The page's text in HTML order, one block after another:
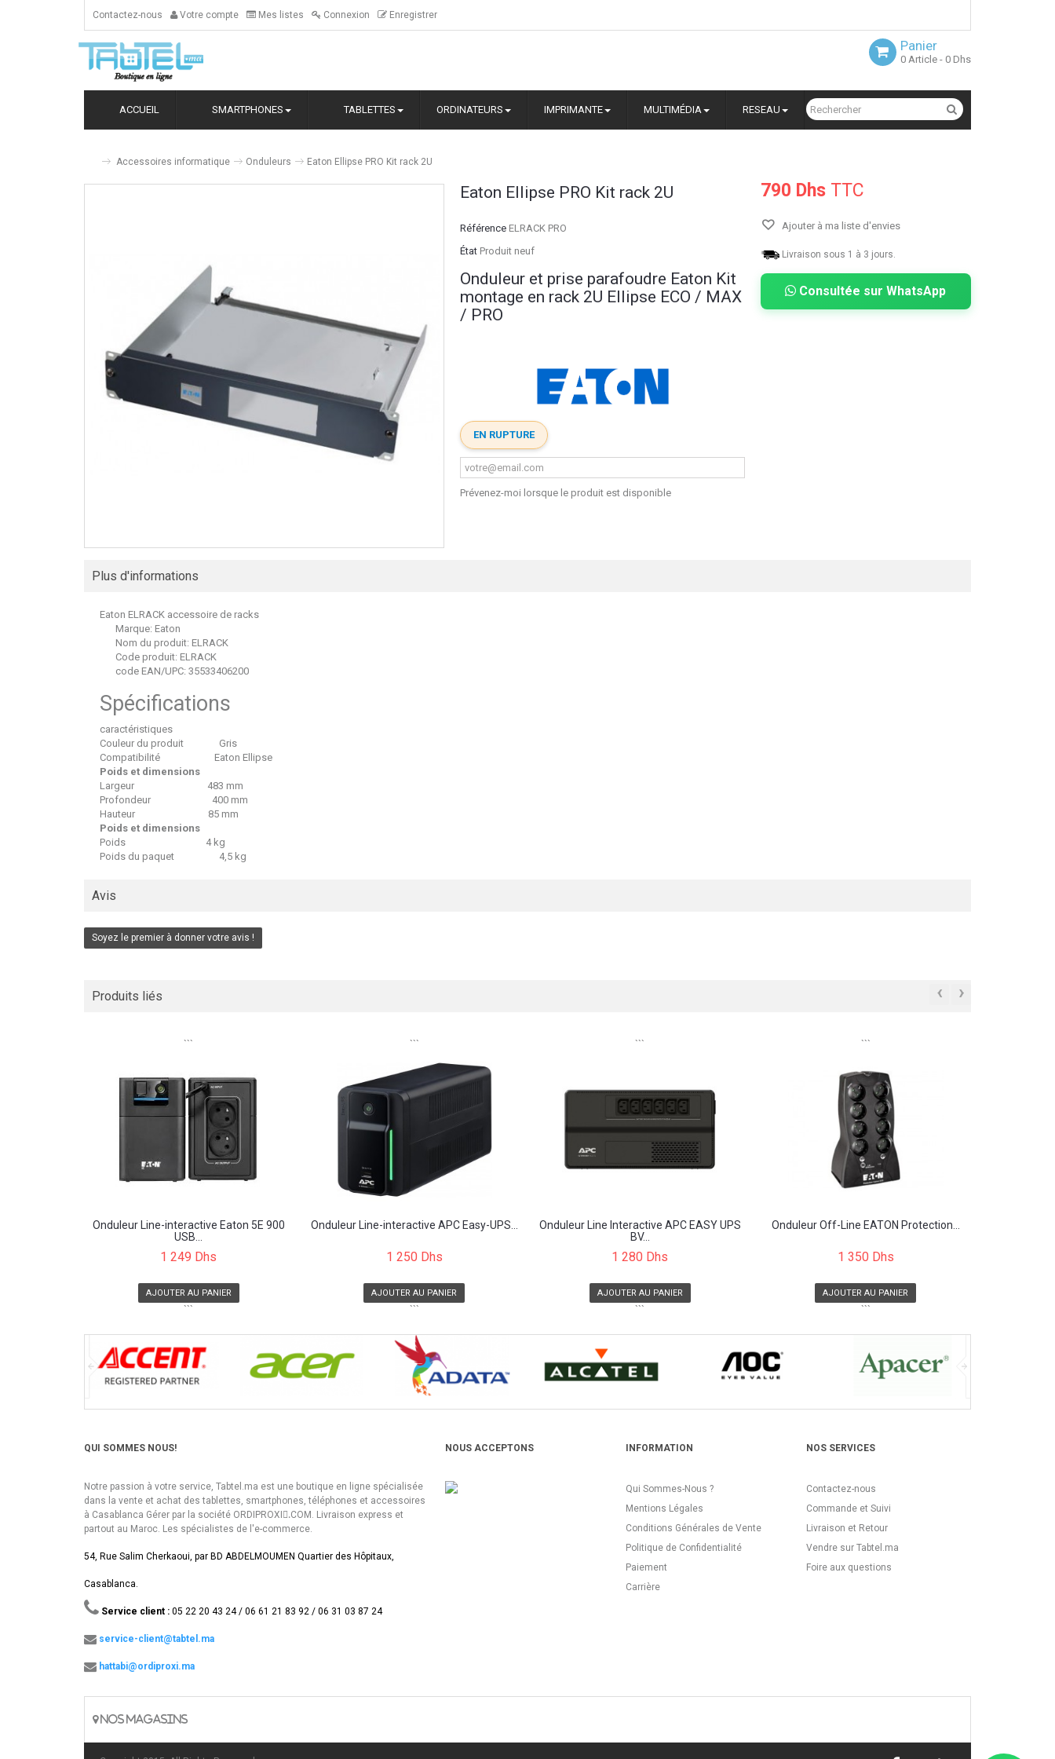
Contactez-nous Votre compte Mes listes Connexion Enregistrer
Panier
0 Article - 0 Dhs
ACCUEIL SMARTPHONES TABLETTES ORDINATEURS IMPRIMANTE MULTIMÉDIA RESEAU
Accessoires informatique Onduleurs Eaton Ellipse PRO Kit rack 2U
Eaton Ellipse PRO Kit rack 2U
Référence ELRACK PRO
État Produit neuf
Onduleur et prise parafoudre Eaton Kit
montage en rack 2U Ellipse ECO / MAX
/ PRO
EN RUPTURE
Prévenez-moi lorsque le produit est disponible
790 Dhs TTC
Ajouter à ma liste d'envies
Livraison sous 1 à 3 jours.
Consultée sur WhatsApp
Plus d'informations
Eaton ELRACK accessoire de racks
Marque: Eaton
Nom du produit: ELRACK
Code produit: ELRACK
code EAN/UPC: 35533406200
Spécifications
caractéristiques
Couleur du produit Gris
Compatibilité Eaton Ellipse
Poids et dimensions
Largeur 483 mm
Profondeur 400 mm
Hauteur 85 mm
Poids et dimensions
Poids 4 kg
Poids du paquet 4,5 kg
Avis
Soyez le premier à donner votre avis !
Produits liés ‹ ›
```
Onduleur Line-interactive Eaton 5E 900
USB...
1 249 Dhs
AJOUTER AU PANIER
```
```
Onduleur Line-interactive APC Easy-UPS...
1 250 Dhs
AJOUTER AU PANIER
```
```
Onduleur Line Interactive APC EASY UPS
BV...
1 280 Dhs
AJOUTER AU PANIER
```
```
Onduleur Off-Line EATON Protection...
1 350 Dhs
AJOUTER AU PANIER
```
QUI SOMMES NOUS!
Notre passion à votre service, Tabtel.ma est une boutique en ligne spécialisée
dans la vente et achat des tablettes, smartphones, téléphones et accessoires
à Casablanca Gérer par la société ORDIPROXI.ِCOM. Livraison express et
partout au Maroc. Les spécialistes de l'e-commerce.
54, Rue Salim Cherkaoui, par BD ABDELMOUMEN Quartier des Hôpitaux,
Casablanca.
Service client : 05 22 20 43 24 / 06 61 21 83 92 / 06 31 03 87 24
service-client@tabtel.ma
hattabi@ordiproxi.ma
NOUS ACCEPTONS INFORMATION
Qui Sommes-Nous ?
Mentions Légales
Conditions Générales de Vente
Politique de Confidentialité
Paiement
Carrière
NOS SERVICES
Contactez-nous
Commande et Suivi
Livraison et Retour
Vendre sur Tabtel.ma
Foire aux questions
NOS MAGASINS